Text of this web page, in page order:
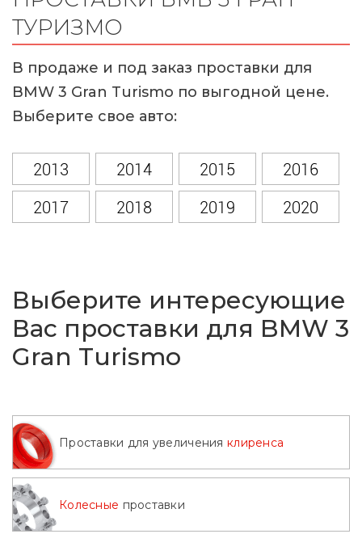
ТУРИЗМО
В продаже и под заказ проставки для
BMW 3 Gran Turismo по выгодной цене.
Выберите свое авто:
2013 2014 2015
2016
2017
2018 2019 2020
Выберите интересующие
Вас проставки для BMW 3
Gran Turismo
Проставки для увеличения клиренса
Колесные проставки